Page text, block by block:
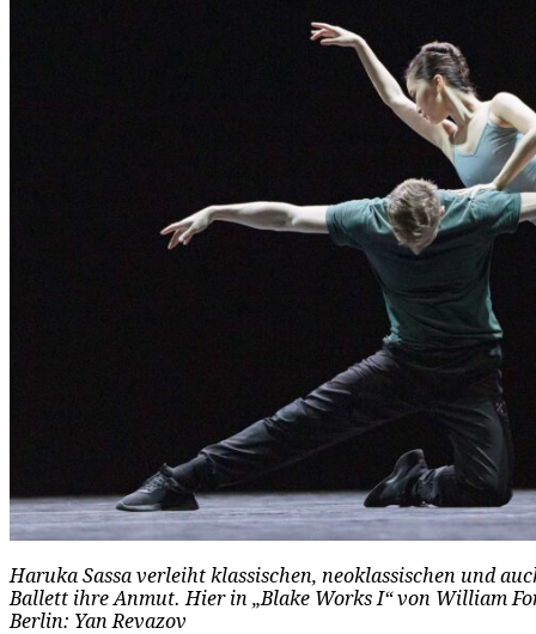
Haruka Sassa verleiht klassischen, neoklassischen und
Ballett ihre Anmut. Hier in „Blake Works I“ von William
Berlin: Yan Revazov